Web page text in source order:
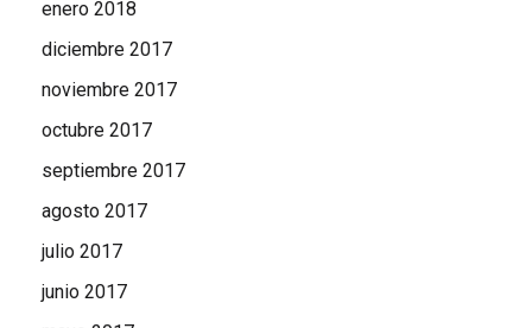
enero 2018
diciembre 2017
noviembre 2017
octubre 2017
septiembre 2017
agosto 2017
julio 2017
junio 2017